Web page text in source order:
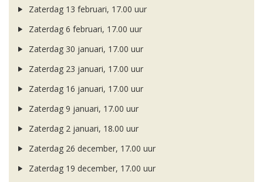
Zaterdag 13 februari, 17.00 uur
Zaterdag 6 februari, 17.00 uur
Zaterdag 30 januari, 17.00 uur
Zaterdag 23 januari, 17.00 uur
Zaterdag 16 januari, 17.00 uur
Zaterdag 9 januari, 17.00 uur
Zaterdag 2 januari, 18.00 uur
Zaterdag 26 december, 17.00 uur
Zaterdag 19 december, 17.00 uur